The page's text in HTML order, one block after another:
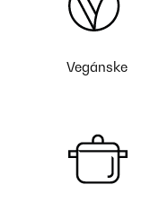
Vegánske